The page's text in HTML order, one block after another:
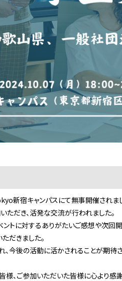
新宿キャンパスにて無事開催されま
だき、活発な交流が行われました。
トに対するありがたいご感想や次回
だきました。
今後の活動に活かされることが期待さ
、ご参加いただいた皆様に心より感